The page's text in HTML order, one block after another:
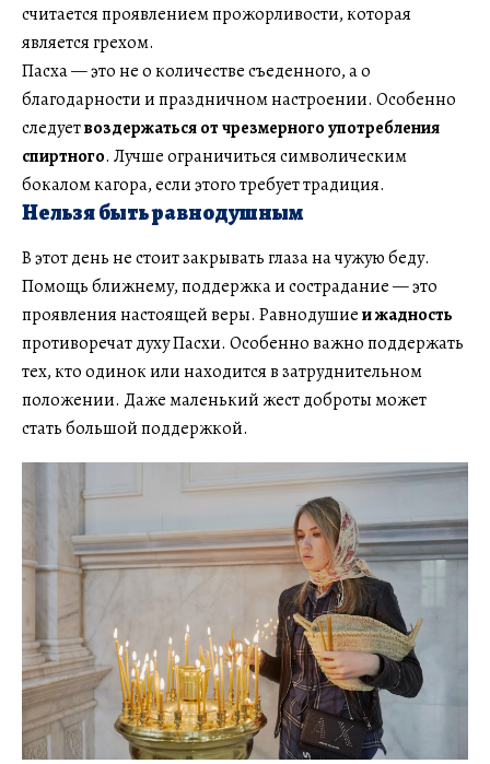
считается проявлением прожорливости, которая
является грехом.
Пасха — это не о количестве съеденного, а о
благодарности и праздничном настроении. Особенно
следуетвоздержаться от чрезмерного употребления
спиртного. Лучше ограничиться символическим
бокалом кагора, если этого требует традиция.
Нельзя быть равнодушным
В этот день не стоит закрывать глаза на чужую беду.
Помощь ближнему, поддержка и сострадание — это
проявления настоящей веры. Равнодушиеи жадность
противоречат духу Пасхи. Особенно важно поддержать
тех, кто одинок или находится в затруднительном
положении. Даже маленький жест доброты может
стать большой поддержкой.